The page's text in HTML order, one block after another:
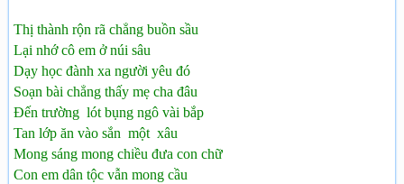
Thị thành rộn rã chẳng buồn sầu
Lại nhớ cô em ở núi sâu
Dạy học đành xa người yêu đó
Soạn bài chẳng thấy mẹ cha đâu
Đến trường lót bụng ngô vài bắp
Tan lớp ăn vào sắn một xâu
Mong sáng mong chiều đưa con chữ
Con em dân tộc vẫn mong cầu